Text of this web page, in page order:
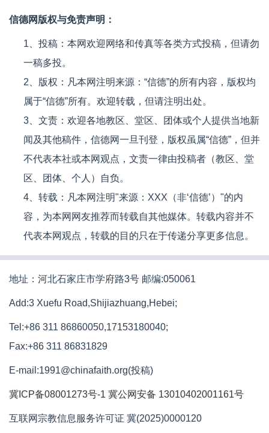
信德网版权与免责声明：
1、投稿：本网欢迎网络和传真等各类方式投稿，但请勿
一稿多投。
2、版权：凡本网注明来源：“信德”的所有内容，版权均
属于“信德”所有。欢迎转载，但请注明出处。
3、文责：欢迎各地教区、堂区、团体或个人提供当地新
闻及其他稿件，信德网一旦刊登，版权虽属“信德”，但并
不代表本社或本网观点，文责一律由投稿者（教区、堂
区、团体、个人）自负。
4、转载：凡本网注明"来源：XXX（非‘信德’）"的内
容，为本网网友推荐而转载自其他媒体。转载内容并不
代表本网观点，转载的目的只在于传递分享更多信息。
地址：河北石家庄市学府路3号 邮编:050061
Add:3 Xuefu Road,Shijiazhuang,Hebei;
Tel:+86 311 86860050,17153180040;
Fax:+86 311 86831829
E-mail:1991@chinafaith.org(投稿)
冀ICP备08001273号-1 冀公网安备 13010402001161号
互联网宗教信息服务许可证 冀(2025)0000120